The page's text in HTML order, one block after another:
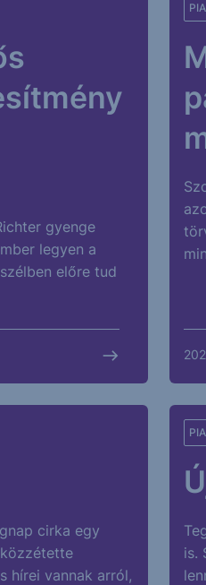
gyenge
legyen a
előre tud
cirka egy
hírei vannak arról,
is.